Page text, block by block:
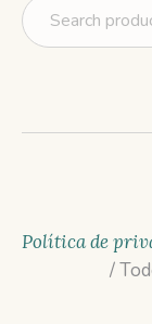
Política de
/